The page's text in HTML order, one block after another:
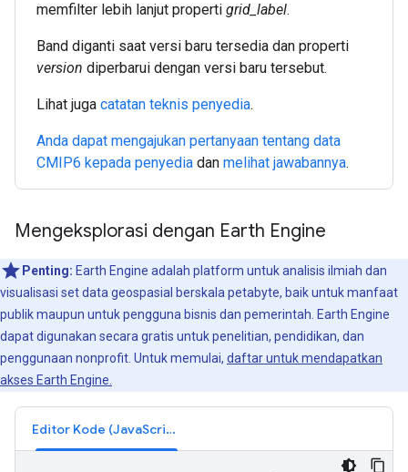
memfilter lebih lanjut properti grid_label.
Band diganti saat versi baru tersedia dan properti
version diperbarui dengan versi baru tersebut.
Lihat juga catatan teknis penyedia.
Anda dapat mengajukan pertanyaan tentang data
CMIP6 kepada penyedia dan melihat jawabannya.
Mengeksplorasi dengan Earth Engine
Penting: Earth Engine adalah platform untuk analisis ilmiah dan
visualisasi set data geospasial berskala petabyte, baik untuk manfaat
publik maupun untuk pengguna bisnis dan pemerintah. Earth Engine
dapat digunakan secara gratis untuk penelitian, pendidikan, dan
penggunaan nonprofit. Untuk memulai, daftar untuk mendapatkan
akses Earth Engine.
Editor Kode (JavaScript)